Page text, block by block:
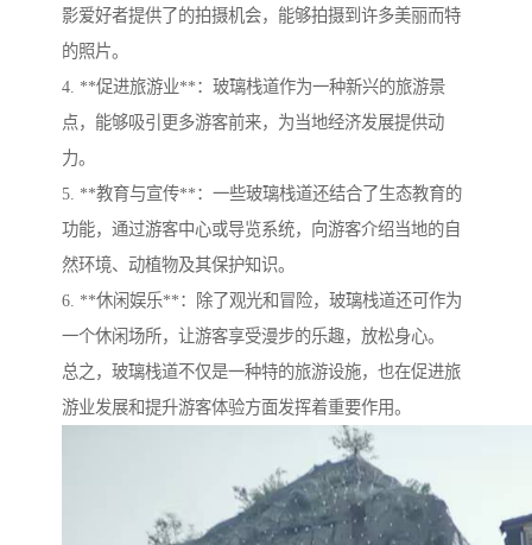
影爱好者提供了的拍摄机会，能够拍摄到许多美丽而特
的照片。
4. **促进旅游业**：玻璃栈道作为一种新兴的旅游景
点，能够吸引更多游客前来，为当地经济发展提供动
力。
5. **教育与宣传**：一些玻璃栈道还结合了生态教育的
功能，通过游客中心或导览系统，向游客介绍当地的自
然环境、动植物及其保护知识。
6. **休闲娱乐**：除了观光和冒险，玻璃栈道还可作为
一个休闲场所，让游客享受漫步的乐趣，放松身心。
总之，玻璃栈道不仅是一种特的旅游设施，也在促进旅
游业发展和提升游客体验方面发挥着重要作用。